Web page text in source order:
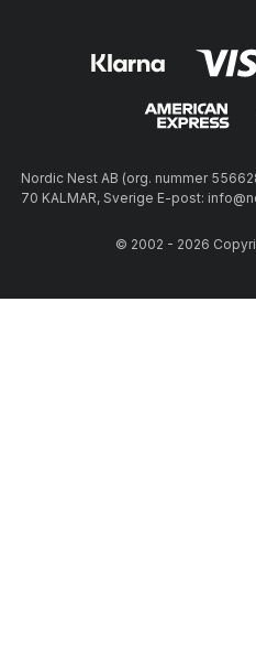
Nordic Nest AB (org. nummer
70 KALMAR, Sverige E-post:
© 2002 - 2026